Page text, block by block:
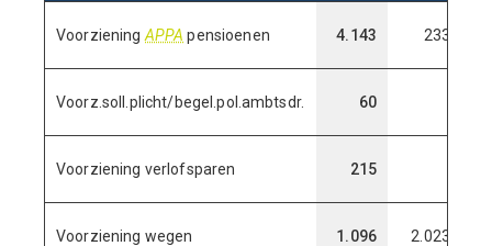
Voorziening APPA pensioenen 4.143 233
Voorz.soll.plicht/begel.pol.ambtsdr. 60
Voorziening verlofsparen 215
Voorziening wegen 1.096 2.023